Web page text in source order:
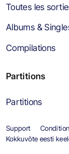
Toutes les
Albums &
Compilations
Partitions
Partitions
Support
Kokkuvõte eesti